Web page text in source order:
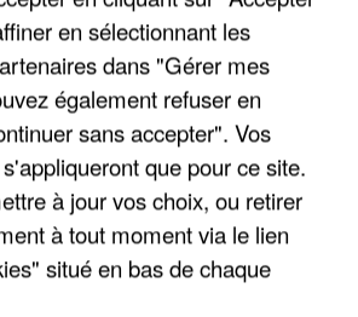
L’OISE EMPORTÉE PAR UNE
EN HAUTE-SAVOIE
en sélectionnant les
dans "Gérer mes
également refuser en
sans accepter". Vos
que pour ce site.
à jour vos choix, ou retirer
à tout moment via le lien
situé en bas de chaque